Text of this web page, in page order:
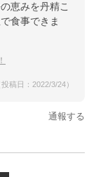
恵みを丹精こ
食事できま
稿日：2022/3/24）
通報する